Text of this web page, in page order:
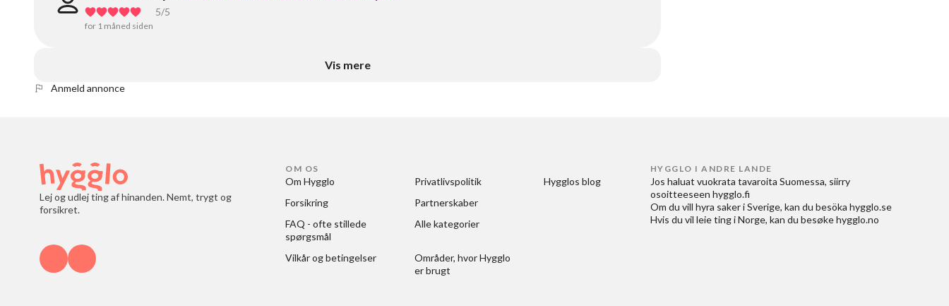
5/5
for 1 måned siden
Vis mere
Anmeld annonce
Lej og udlej ting af hinanden. Nemt, trygt og
forsikret.
OM OS
Om Hygglo
Forsikring
FAQ - ofte stillede
spørgsmål
Vilkår og betingelser
Privatlivspolitik
Partnerskaber
Alle kategorier
Områder, hvor Hygglo
er brugt
Hygglos blog
HYGGLO I ANDRE LANDE
Jos haluat vuokrata tavaroita Suomessa, siirry
osoitteeseen hygglo.fi
Om du vill hyra saker i Sverige, kan du besöka hygglo.se
Hvis du vil leie ting i Norge, kan du besøke hygglo.no